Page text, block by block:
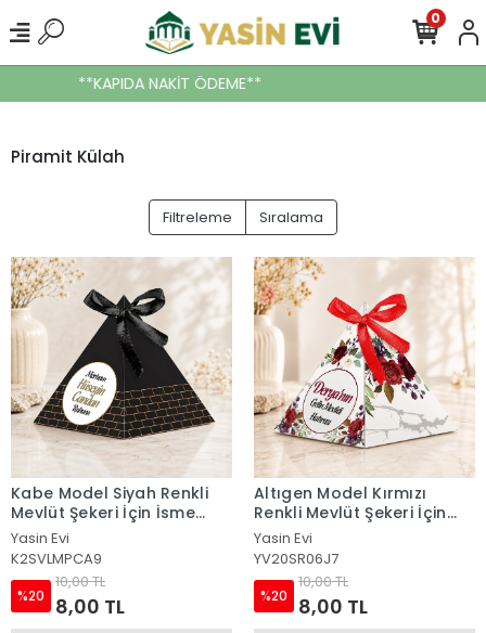
**KAPIDA NAKİT ÖDEME**
0
Piramit Külah
Filtreleme Sıralama
Kabe Model Siyah Renkli
Mevlüt Şekeri İçin İsme
Özel Piramit Külah
Yasin Evi
K2SVLMPCA9
%20
10,00 TL
8,00 TL
Altıgen Model Kırmızı
Renkli Mevlüt Şekeri İçin
İsme Özel Piramit Külah
Yasin Evi
YV20SR06J7
%20
10,00 TL
8,00 TL